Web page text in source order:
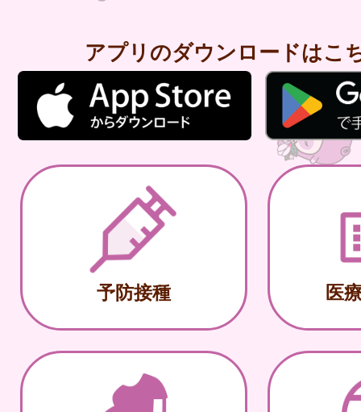
アプリのダウンロードはこ
予防接種 医